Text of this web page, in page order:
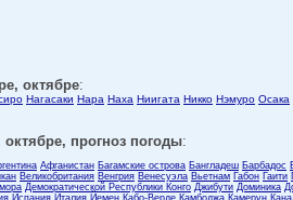
октябре:
Нагасаки Нара Наха Ниигата Никко Нэмуро Осака
октябре, прогноз погоды:
Афганистан Багамские острова Бангладеш Барбадос
Великобритания Венгрия Венесуэла Вьетнам Габон Гаити
Демократической Республики Конго Джибути Доминика
Испания Италия Йемен Кабо-Верде Камбоджа Камерун